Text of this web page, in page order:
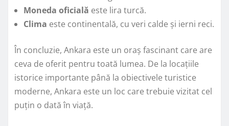
Moneda oficială este lira turcă.
Clima este continentală, cu veri calde și ierni reci.
În concluzie, Ankara este un oraș fascinant care are
ceva de oferit pentru toată lumea. De la locațiile
istorice importante până la obiectivele turistice
moderne, Ankara este un loc care trebuie vizitat cel
puțin o dată în viață.